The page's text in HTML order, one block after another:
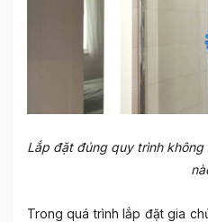
Lắp đặt đúng quy trình
Trong quá trình lắp đặt gia